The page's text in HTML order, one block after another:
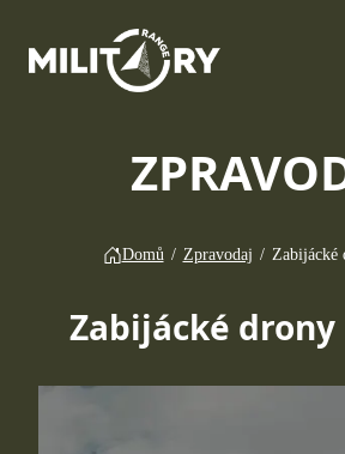
Domů / Zpravodaj / Zabijácké
Zabijácké